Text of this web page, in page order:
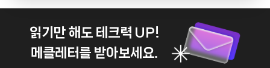
읽기만 해도 테크력 UP!
메클레터를 받아보세요.